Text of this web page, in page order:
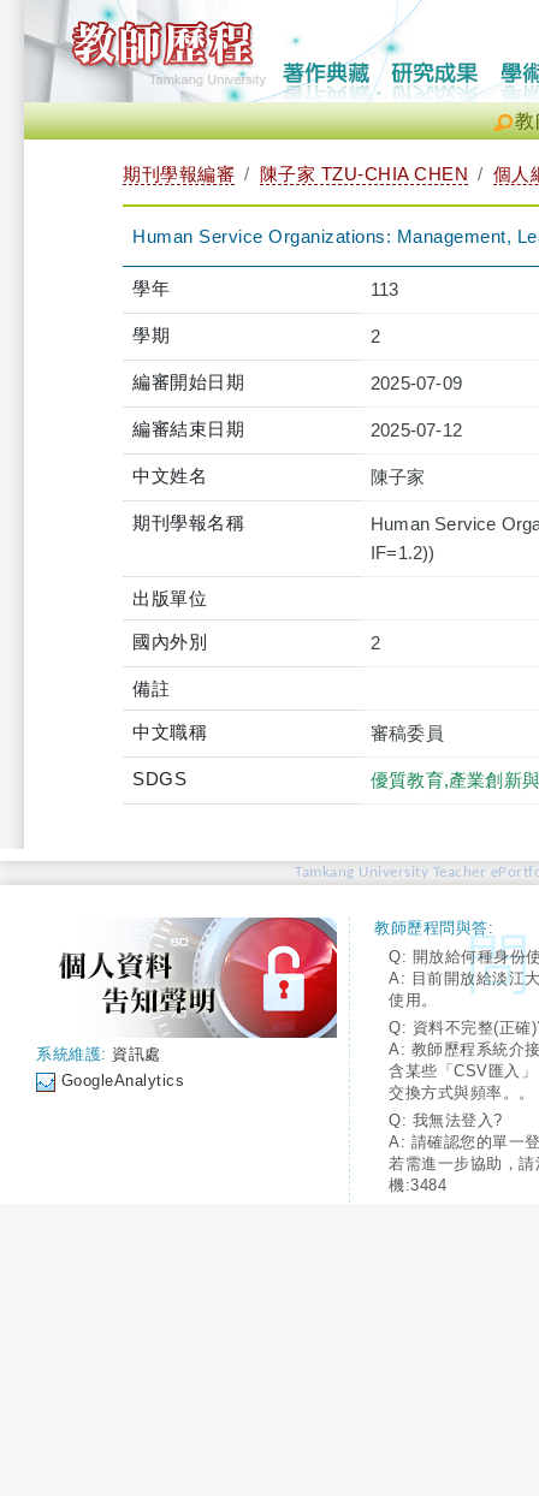
教
期刊學報編審 陳子家 TZU-CHIA CHEN 個人
Human Service Organizations: Management,
學年 113
學期 2
編審開始日期 2025-07-09
編審結束日期 2025-07-12
中文姓名 陳子家
期刊學報名稱
Human Service
IF=1.2))
出版單位
國內外別 2
備註
中文職稱 審稿委員
SDGS 優質教育,產業創新
Tamkang University Teacher
系統維護: 資訊處
GoogleAnalytics
教師歷程問與答:
Q: 開放給何種身份
A: 目前開放給淡江
使用。
Q: 資料不完整(正確
A: 教師歷程系統介
含某些「CSV匯入
交換方式與頻率。。
Q: 我無法登入?
A: 請確認您的單一
若需進一步協助，
機:3484